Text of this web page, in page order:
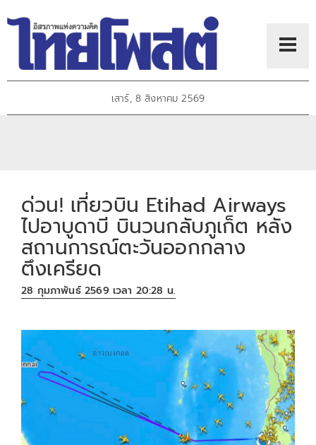
เสาร์, 8 สิงหาคม 2569
ด่วน! เที่ยวบิน Etihad Airways
ไปอาบูดาบี บินวนกลับภูเก็ต หลัง
สถานการณ์ตะวันออกกลาง
ตึงเครียด
28 กุมภาพันธ์ 2569 เวลา 20:28 น.